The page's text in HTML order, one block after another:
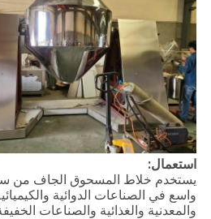
استعمال:
واسع في الصناعات الدوائية
والمعدنية والغذائية والصناعات